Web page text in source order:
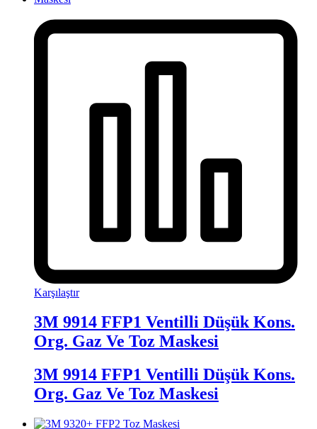
Karşılaştır
3M 9914 FFP1 Ventilli Düşük Kons.
Org. Gaz Ve Toz Maskesi
3M 9914 FFP1 Ventilli Düşük Kons.
Org. Gaz Ve Toz Maskesi